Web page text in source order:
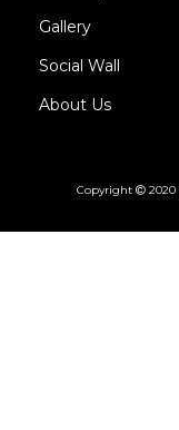
Gallery
Social Wall
About Us
Copyright 2020